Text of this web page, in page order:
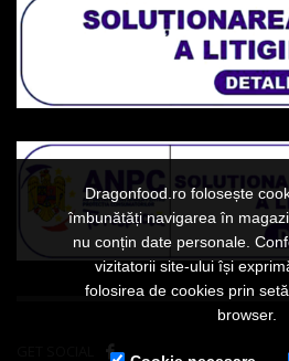
Dragonfood.ro folosește
îmbunătăți navigarea în
nu conțin date personale.
vizitatorii site-ului își
folosirea de cookies prin
browser.